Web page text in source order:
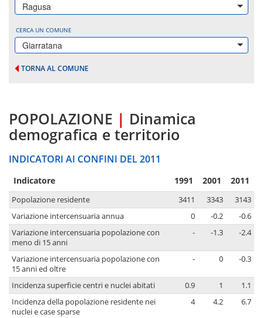
Ragusa
CERCA UN COMUNE
Giarratana
TORNA AL COMUNE
POPOLAZIONE | Dinamica
demografica e territorio
INDICATORI AI CONFINI DEL 2011
Indicatore 1991 2001 2011
Popolazione residente 3411 3343
3143
Variazione intercensuaria annua
0 -0.2
-0.6
Variazione intercensuaria popolazione con
meno di 15 anni
- -1.3 -2.4
Variazione intercensuaria popolazione con
15 anni ed oltre
- 0 -0.3
Incidenza superficie centri e nuclei abitati 0.9 1
1.1
Incidenza della popolazione residente nei
nuclei e case sparse
4 4.2 6.7